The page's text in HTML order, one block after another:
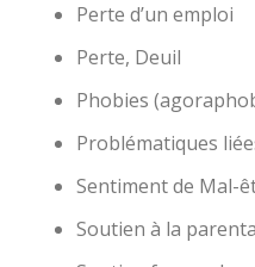
Perte d’un emploi
Perte, Deuil
Phobies
Problématiques
Sentiment de Mal-
Soutien à la